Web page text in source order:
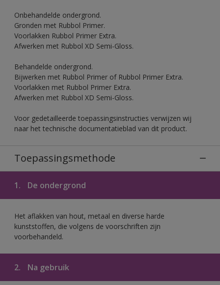
Onbehandelde ondergrond.
Gronden met Rubbol Primer.
Voorlakken Rubbol Primer Extra.
Afwerken met Rubbol XD Semi-Gloss.
Behandelde ondergrond.
Bijwerken met Rubbol Primer of Rubbol Primer Extra.
Voorlakken met Rubbol Primer Extra.
Afwerken met Rubbol XD Semi-Gloss.
Voor gedetailleerde toepassingsinstructies verwijzen wij
naar het technische documentatieblad van dit product.
Toepassingsmethode
1. De ondergrond
Het aflakken van hout, metaal en diverse harde
kunststoffen, die volgens de voorschriften zijn
voorbehandeld.
2. Na gebruik